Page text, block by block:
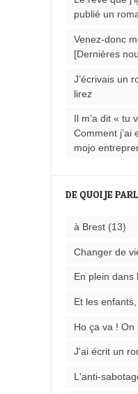
publié un
Venez-donc
[Dernières
J’écrivais un
lirez
Il m’a dit « tu
Comment j’ai
mojo
DE QUOI JE
à Brest(13)
Changer de
En plein dans
Et les
Ho ça va ! On
J'ai écrit un
L'anti-